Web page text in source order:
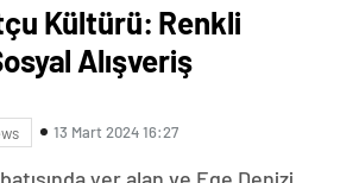
Kültürü: Renkli
Alışveriş
13 Mart 2024 16:27